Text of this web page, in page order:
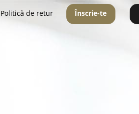
Politică de retur Înscrie-te